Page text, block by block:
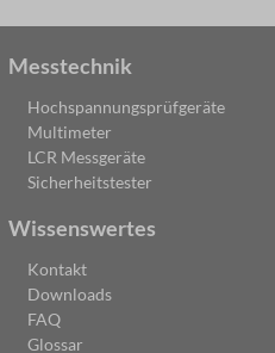
Messtechnik
Hochspannungsprüfgeräte
Multimeter
LCR Messgeräte
Sicherheitstester
Wissenswertes
Kontakt
Downloads
FAQ
Glossar